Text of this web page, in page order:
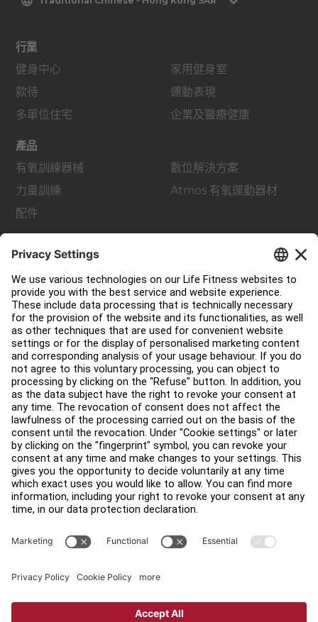
行業
健身中心
款待
多單位住宅
家用健身室
運動表現
企業及醫療健康
產品
有氧訓練器械
力量訓練
配件
數位解決方案
Atmos 有氧運動器材
服務中心
教育中心
關於我們
查找經銷商
尋找商店
法律
可及性
登入 Facility Connect